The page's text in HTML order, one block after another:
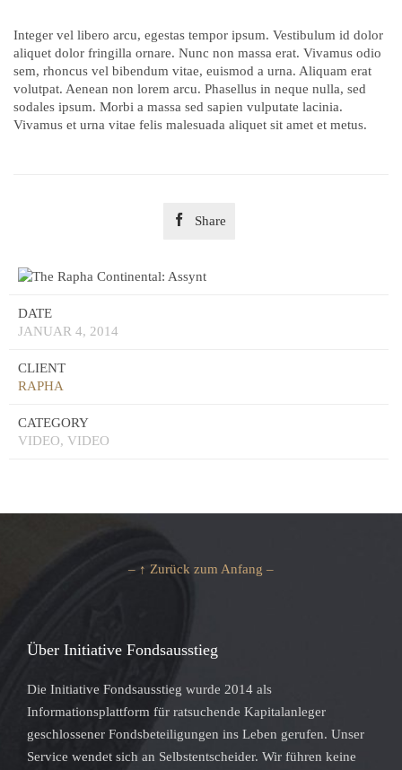
Integer vel libero arcu, egestas tempor ipsum. Vestibulum id dolor
aliquet dolor fringilla ornare. Nunc non massa erat. Vivamus odio
sem, rhoncus vel bibendum vitae, euismod a urna. Aliquam erat
volutpat. Aenean non lorem arcu. Phasellus in neque nulla, sed
sodales ipsum. Morbi a massa sed sapien vulputate lacinia.
Vivamus et urna vitae felis malesuada aliquet sit amet et metus.
 Share
DATE
JANUAR 4, 2014
CLIENT
RAPHA
CATEGORY
VIDEO, VIDEO
– ↑ Zurück zum Anfang –
Über Initiative Fondsausstieg
Die Initiative Fondsausstieg wurde 2014 als
Informationsplattform für ratsuchende Kapitalanleger
geschlossener Fondsbeteiligungen ins Leben gerufen. Unser
Service wendet sich an Selbstentscheider. Wir führen keine